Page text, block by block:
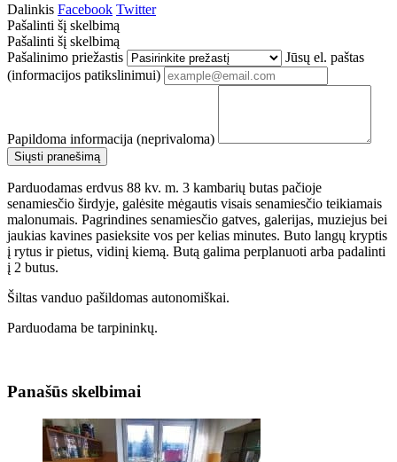
Dalinkis Facebook Twitter
Pašalinti šį skelbimą
Pašalinti šį skelbimą
Pašalinimo priežastis
Jūsų el. paštas
(informacijos patikslinimui)
Papildoma informacija (neprivaloma)
Parduodamas erdvus 88 kv. m. 3 kambarių butas pačioje
senamiesčio širdyje, galėsite mėgautis visais senamiesčio teikiamais
malonumais. Pagrindines senamiesčio gatves, galerijas, muziejus bei
jaukias kavines pasieksite vos per kelias minutes. Buto langų kryptis
į rytus ir pietus, vidinį kiemą. Butą galima perplanuoti arba padalinti
į 2 butus.
Šiltas vanduo pašildomas autonomiškai.
Parduodama be tarpininkų.
Panašūs skelbimai